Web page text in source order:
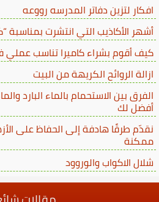
افكار لتزين دفاتر المدرسه رووعه
أشهر الأكاذيب التي انتشرت بمناسبة
كيف أقوم بشراء كاميرا تناسب
ازالة الروائح الكريهة من البيت
الفرق بين الاستحمام بالماء البارد
أفضل لك
نقدّم طرقًا هادفة إلى الحفاظ على
ممكنة
شلال الاكواب والوروود